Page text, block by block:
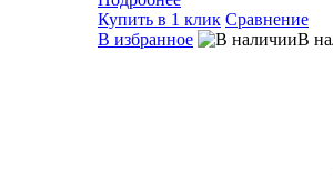
Купить в 1 клик Сравнение
В избранное
В